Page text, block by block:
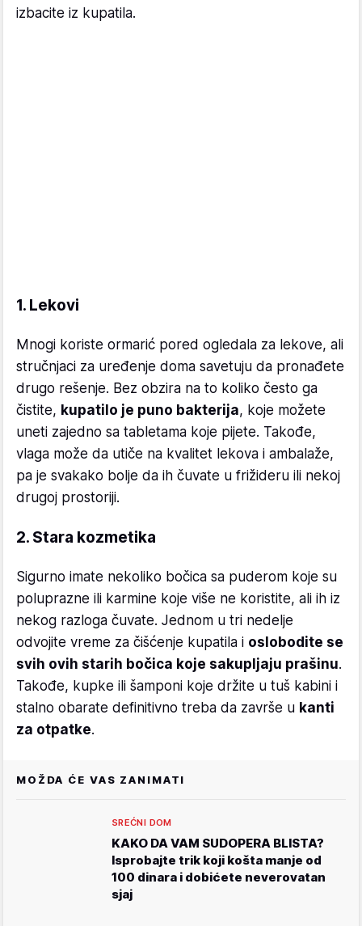
izbacite iz kupatila.
1. Lekovi
Mnogi koriste ormarić pored ogledala za lekove, ali
stručnjaci za uređenje doma savetuju da pronađete
drugo rešenje. Bez obzira na to koliko često ga
čistite, kupatilo je puno bakterija, koje možete
uneti zajedno sa tabletama koje pijete. Takođe,
vlaga može da utiče na kvalitet lekova i ambalaže,
pa je svakako bolje da ih čuvate u frižideru ili nekoj
drugoj prostoriji.
2. Stara kozmetika
Sigurno imate nekoliko bočica sa puderom koje su
poluprazne ili karmine koje više ne koristite, ali ih iz
nekog razloga čuvate. Jednom u tri nedelje
odvojite vreme za čišćenje kupatila i oslobodite se
svih ovih starih bočica koje sakupljaju prašinu.
Takođe, kupke ili šamponi koje držite u tuš kabini i
stalno obarate definitivno treba da završe u kanti
za otpatke.
MOŽDA ĆE VAS ZANIMATI
SREĆNI DOM
KAKO DA VAM SUDOPERA BLISTA?
Isprobajte trik koji košta manje od
100 dinara i dobićete neverovatan
sjaj